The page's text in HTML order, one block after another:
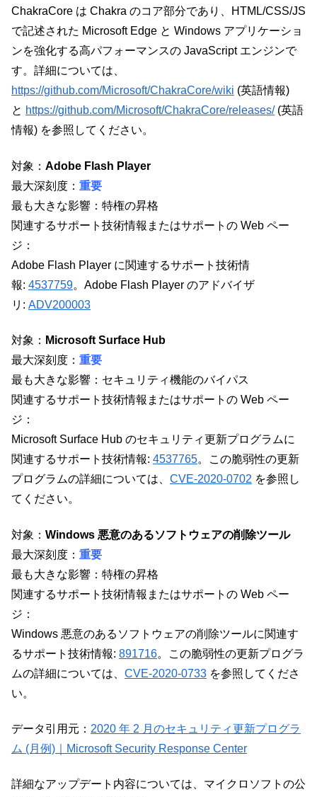
ChakraCore は Chakra のコア部分であり、HTML/CSS/JS
で記述された Microsoft Edge と Windows アプリケーショ
ンを強化する高パフォーマンスの JavaScript エンジンで
す。詳細については、
https://github.com/Microsoft/ChakraCore/wiki (英語情報)
と https://github.com/Microsoft/ChakraCore/releases/(英語
情報) を参照してください。
対象： Adobe Flash Player
最大深刻度： 重要
最も大きな影響：特権の昇格
関連するサポート技術情報またはサポートの Web ペー
ジ：
Adobe Flash Player に関連するサポート技術情
報: 4537759。Adobe Flash Player のアドバイザ
リ: ADV200003
対象： Microsoft Surface Hub
最大深刻度： 重要
最も大きな影響：セキュリティ機能のバイパス
関連するサポート技術情報またはサポートの Web ペー
ジ：
Microsoft Surface Hub のセキュリティ更新プログラムに
関連するサポート技術情報: 4537765。この脆弱性の更新
プログラムの詳細については、 CVE-2020-0702 を参照し
てください。
対象： Windows 悪意のあるソフトウェアの削除ツール
最大深刻度： 重要
最も大きな影響：特権の昇格
関連するサポート技術情報またはサポートの Web ペー
ジ：
Windows 悪意のあるソフトウェアの削除ツールに関連す
るサポート技術情報: 891716。この脆弱性の更新プログラ
ムの詳細については、 CVE-2020-0733 を参照してくださ
い。
データ引用元： 2020 年 2 月のセキュリティ更新プログラ
ム (月例)｜Microsoft Security Response Center
詳細なアップデート内容については、マイクロソフトの公